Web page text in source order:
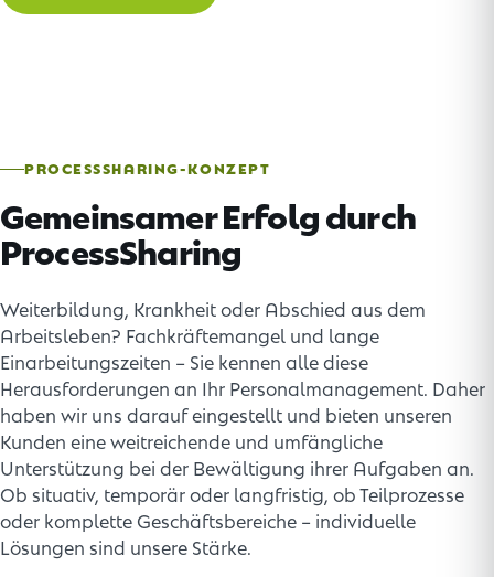
PROCESSSHARING-KONZEPT
Gemeinsamer Erfolg durch
ProcessSharing
Weiterbildung, Krankheit oder Abschied aus dem
Arbeitsleben? Fachkräftemangel und lange
Einarbeitungszeiten – Sie kennen alle diese
Herausforderungen an Ihr Personalmanagement. Daher
haben wir uns darauf eingestellt und bieten unseren
Kunden eine weitreichende und umfängliche
Unterstützung bei der Bewältigung ihrer Aufgaben an.
Ob situativ, temporär oder langfristig, ob Teilprozesse
oder komplette Geschäftsbereiche – individuelle
Lösungen sind unsere Stärke.